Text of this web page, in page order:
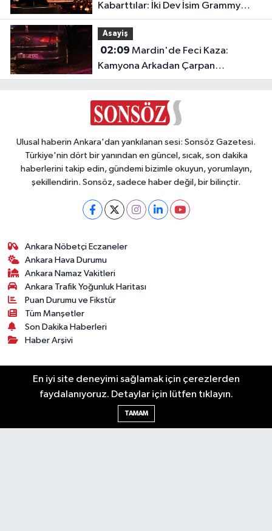
Kabarttılar: İki Dev İsim Grammy
Jürisine Seçildi!
Asayiş
02:09
Kamyona Arkadan Çarpan
Otomobilde 1 Ölü, 2 Ağır Yaralı
Ulusal haberin Ankara'dan yankılanan sesi: Sonsöz Gazetesi.
Türkiye'nin dört bir yanından en güncel, sıcak, son dakika
haberlerini takip edin, gündemi bizimle okuyun, yorumlayın,
şekillendirin. Sonsöz, sadece haber değil, bir bilinçtir.
Ankara Nöbetçi Eczaneler
Ankara Hava Durumu
Ankara Namaz Vakitleri
Ankara Trafik Yoğunluk Haritası
Puan Durumu ve Fikstür
Tüm Manşetler
Son Dakika Haberleri
Haber Arşivi
Künye Ekonomi Gündem Yazarlar
Spor
Sonsöz Özel
En iyi site deneyimi sağlamak için çerezlerden
faydalanıyoruz. Detaylar için lütfen tıklayın.
TAMAM